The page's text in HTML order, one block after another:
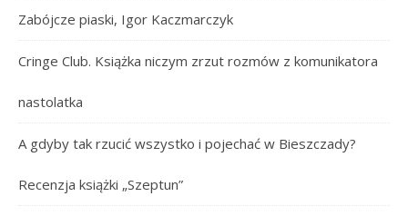
Zabójcze piaski, Igor Kaczmarczyk
Cringe Club. Książka niczym zrzut rozmów z komunikatora
nastolatka
A gdyby tak rzucić wszystko i pojechać w Bieszczady?
Recenzja książki „Szeptun”